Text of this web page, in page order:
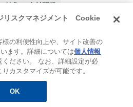
特集 人材開発
リスクマネジメント Cookie
の利便性向上や、サイト改善の
ます。詳細については個人情報
ください。 なお、詳細設定が必
りカスタマイズが可能です。
OK